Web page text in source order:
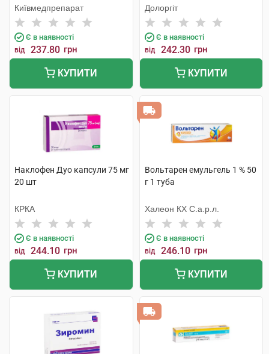
Київмедпрепарат
Є в наявності
від 237.80 грн
КУПИТИ
Долоргіт
Є в наявності
від 242.30 грн
КУПИТИ
Наклофен Дуо капсули 75 мг
20 шт
КРКА
Є в наявності
від 244.10 грн
КУПИТИ
Вольтарен емульгель 1 % 50
г 1 туба
Халеон КХ С.а.р.л.
Є в наявності
від 246.10 грн
КУПИТИ